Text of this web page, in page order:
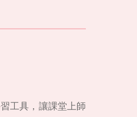
工具，讓課堂上師